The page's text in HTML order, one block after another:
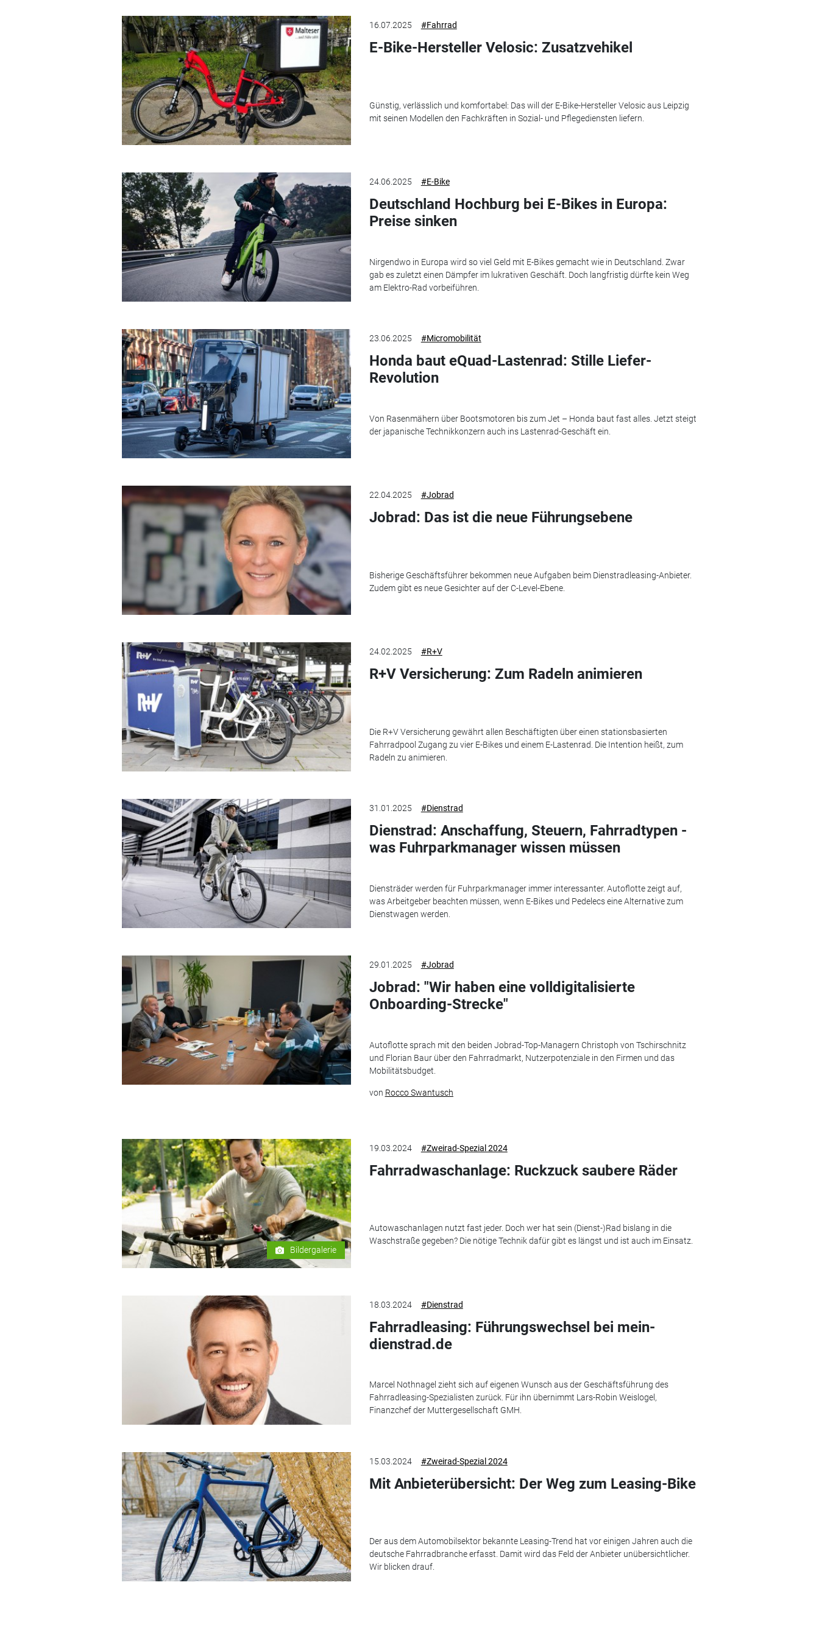
16.07.2025 #Fahrrad
E-Bike-Hersteller Velosic: Zusatzvehikel
Günstig, verlässlich und komfortabel: Das will der E-Bike-Hersteller Velosic aus Leipzig
mit seinen Modellen den Fachkräften in Sozial- und Pflegediensten liefern.
24.06.2025 #E-Bike
Deutschland Hochburg bei E-Bikes in Europa:
Preise sinken
Nirgendwo in Europa wird so viel Geld mit E-Bikes gemacht wie in Deutschland. Zwar
gab es zuletzt einen Dämpfer im lukrativen Geschäft. Doch langfristig dürfte kein Weg
am Elektro-Rad vorbeiführen.
23.06.2025 #Micromobilität
Honda baut eQuad-Lastenrad: Stille Liefer-
Revolution
Von Rasenmähern über Bootsmotoren bis zum Jet – Honda baut fast alles. Jetzt steigt
der japanische Technikkonzern auch ins Lastenrad-Geschäft ein.
22.04.2025 #Jobrad
Jobrad: Das ist die neue Führungsebene
Bisherige Geschäftsführer bekommen neue Aufgaben beim Dienstradleasing-Anbieter.
Zudem gibt es neue Gesichter auf der C-Level-Ebene.
24.02.2025 #R+V
R+V Versicherung: Zum Radeln animieren
Die R+V Versicherung gewährt allen Beschäftigten über einen stationsbasierten
Fahrradpool Zugang zu vier E-Bikes und einem E-Lastenrad. Die Intention heißt, zum
Radeln zu animieren.
31.01.2025 #Dienstrad
Dienstrad: Anschaffung, Steuern, Fahrradtypen -
was Fuhrparkmanager wissen müssen
Diensträder werden für Fuhrparkmanager immer interessanter. Autoflotte zeigt auf,
was Arbeitgeber beachten müssen, wenn E-Bikes und Pedelecs eine Alternative zum
Dienstwagen werden.
29.01.2025 #Jobrad
Jobrad: "Wir haben eine volldigitalisierte
Onboarding-Strecke"
Autoflotte sprach mit den beiden Jobrad-Top-Managern Christoph von Tschirschnitz
und Florian Baur über den Fahrradmarkt, Nutzerpotenziale in den Firmen und das
Mobilitätsbudget.
von Rocco Swantusch
Bildergalerie
19.03.2024 #Zweirad-Spezial 2024
Fahrradwaschanlage: Ruckzuck saubere Räder
Autowaschanlagen nutzt fast jeder. Doch wer hat sein (Dienst-)Rad bislang in die
Waschstraße gegeben? Die nötige Technik dafür gibt es längst und ist auch im Einsatz.
18.03.2024 #Dienstrad
Fahrradleasing: Führungswechsel bei mein-
dienstrad.de
Marcel Nothnagel zieht sich auf eigenen Wunsch aus der Geschäftsführung des
Fahrradleasing-Spezialisten zurück. Für ihn übernimmt Lars-Robin Weislogel,
Finanzchef der Muttergesellschaft GMH.
15.03.2024 #Zweirad-Spezial 2024
Mit Anbieterübersicht: Der Weg zum Leasing-Bike
Der aus dem Automobilsektor bekannte Leasing-Trend hat vor einigen Jahren auch die
deutsche Fahrradbranche erfasst. Damit wird das Feld der Anbieter unübersichtlicher.
Wir blicken drauf.